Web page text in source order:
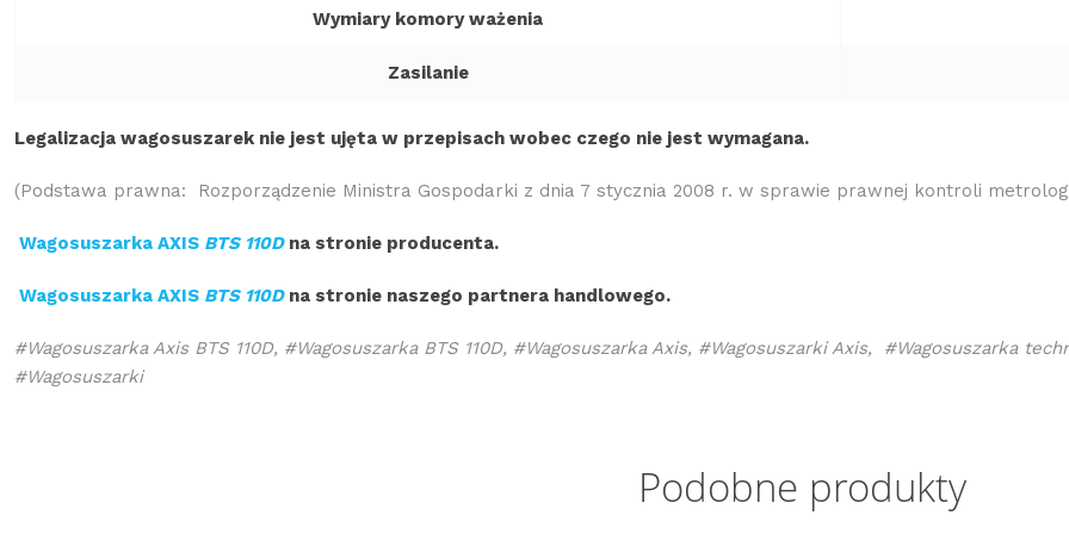
Wymiary komory ważenia
Zasilanie
Legalizacja wagosuszarek nie jest ujęta w przepisach wobec czego nie jest wymagana.
(Podstawa prawna: Rozporządzenie Ministra Gospodarki z dnia 7 stycznia 2008 r. w sprawie prawnej kontroli
Wagosuszarka AXIS BTS 110Dna stronie producenta.
Wagosuszarka AXIS BTS 110Dna stronie naszego partnera handlowego.
#Wagosuszarka Axis BTS 110D, #Wagosuszarka BTS 110D, #Wagosuszarka Axis, #Wagosuszarki Axis, #Wagosuszarka
#Wagosuszarki
Podobne produkty